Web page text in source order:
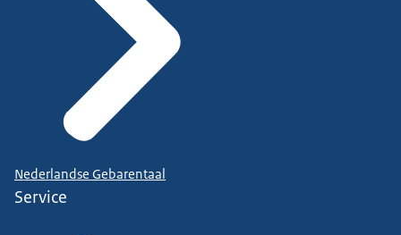
Nederlandse Gebarentaal
Service